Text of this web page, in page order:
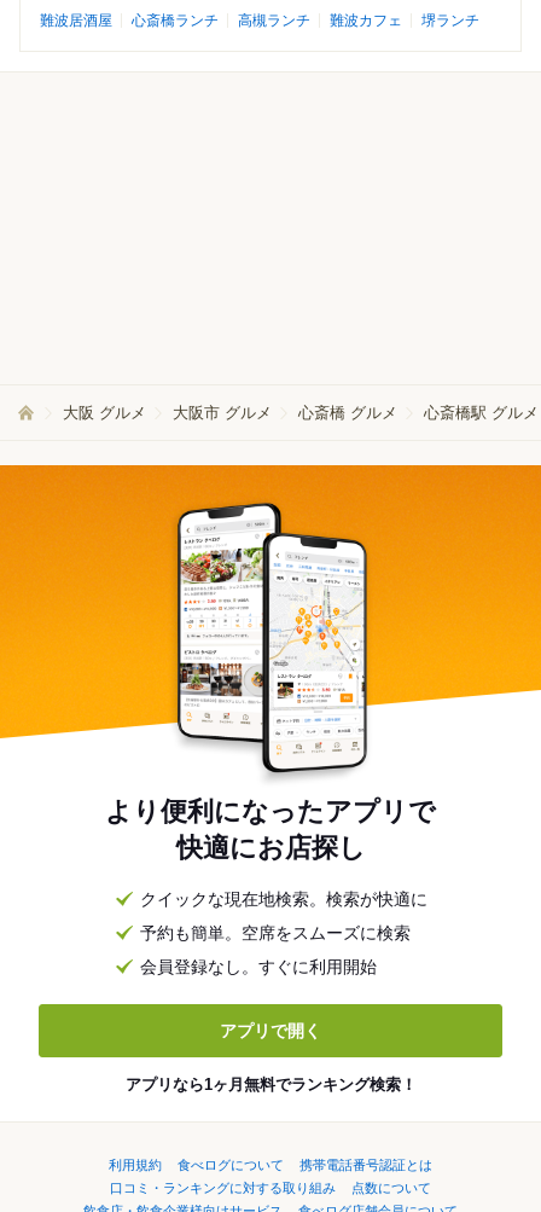
難波居酒屋
心斎橋ランチ 高槻ランチ 難波カフェ 堺ランチ
大阪 グルメ 大阪市 グルメ 心斎橋 グルメ 心斎橋駅 グルメ
より便利になったアプリで
快適にお店探し
クイックな現在地検索。検索が快適に
予約も簡単。空席をスムーズに検索
会員登録なし。すぐに利用開始
アプリで開く
アプリなら1ヶ月無料でランキング検索！
利用規約 食べログについて
携帯電話番号認証とは
口コミ・ランキングに対する取り組み
点数について